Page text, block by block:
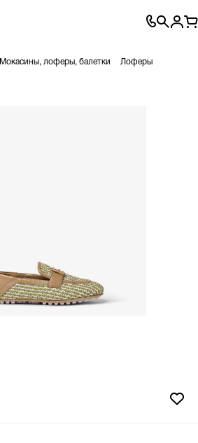
Мокасины, лоферы, балетки Лоферы